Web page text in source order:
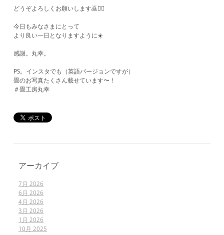
どうぞよろしくお願いします🙇🙇‍♀️
今日もみなさまにとって
より良い一日となりますように☀️
感謝。丸幸。
PS。インスタでも（英語バージョンですが）
畳のお写真たくさん載せています〜！
​＃畳工房丸幸
アーカイブ
7月 2026
6月 2026
4月 2026
3月 2026
1月 2026
10月 2025